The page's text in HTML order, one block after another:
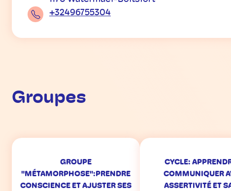
+32496755304
Groupes
GROUPE
"MÉTAMORPHOSE":PRENDRE
CONSCIENCE ET AJUSTER SES
CYCLE:
COMMUNIQUER
ASSERTIVITÉ ET